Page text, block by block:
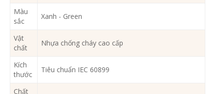
Màu
sắc
Xanh - Green
Vật
chất
Nhựa chống cháy cao cấp
Kích
thước
Tiêu chuẩn IEC 60899
Chất